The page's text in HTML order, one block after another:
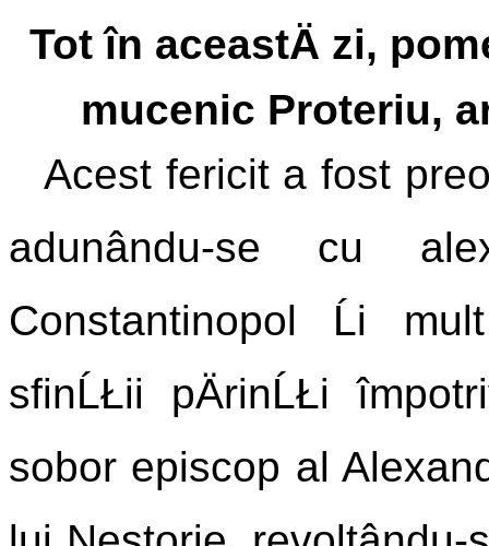
Tot în aceastÄ zi,
mucenic Proteriu,
Acest fericit a fost
adunându-se cu
Constantinopol Ĺi
sfinĹŁii pÄrinĹŁi
sobor episcop al